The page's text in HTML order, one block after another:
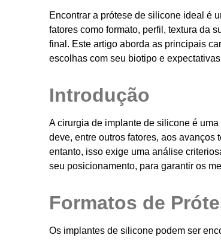
Encontrar a prótese de silicone ideal é
fatores como formato, perfil, textura da
final. Este artigo aborda as principais
escolhas com seu biotipo e
Introdução
A cirurgia de implante de silicone é
deve, entre outros fatores, aos
entanto, isso exige uma análise
seu posicionamento, para garantir os
Formatos de
Os implantes de silicone podem ser